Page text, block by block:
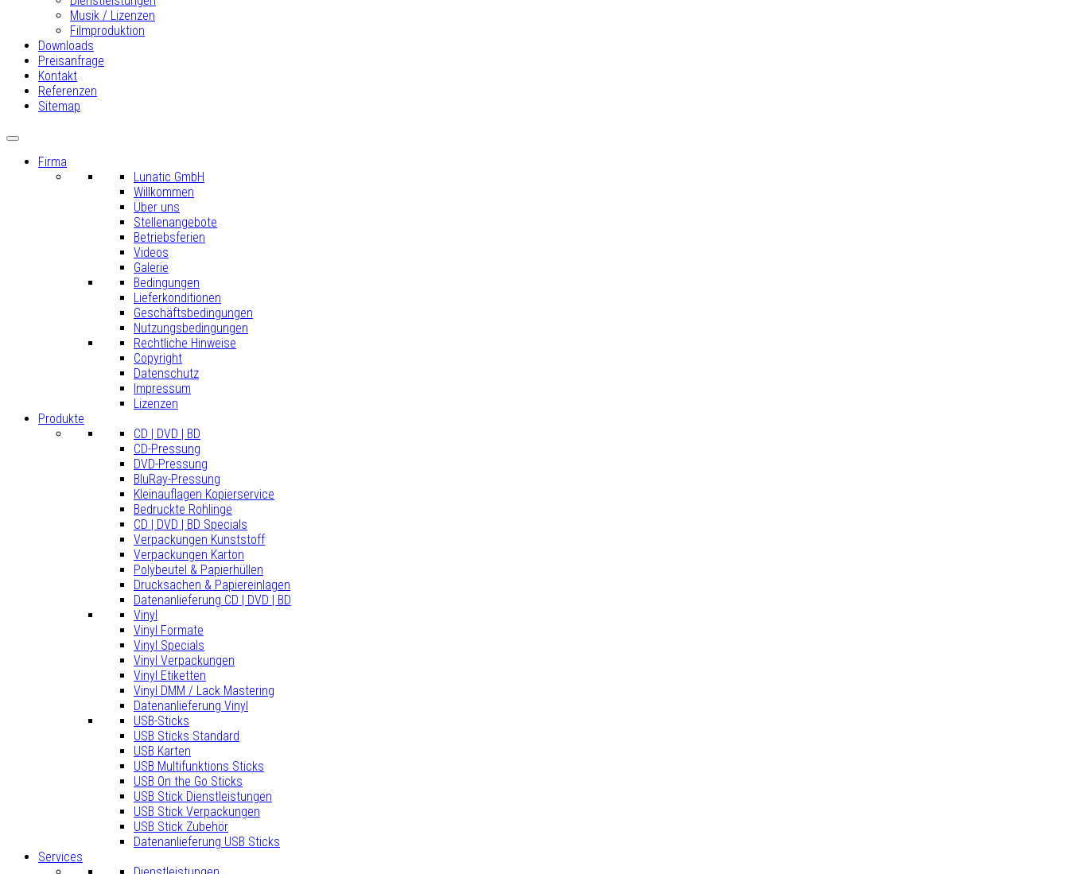
Musik / Lizenzen
Filmproduktion
Downloads
Preisanfrage
Kontakt
Referenzen
Sitemap
Firma
Lunatic GmbH
Willkommen
Über uns
Stellenangebote
Betriebsferien
Videos
Galerie
Bedingungen
Lieferkonditionen
Geschäftsbedingungen
Nutzungsbedingungen
Rechtliche Hinweise
Copyright
Datenschutz
Impressum
Lizenzen
Produkte
CD | DVD | BD
CD-Pressung
DVD-Pressung
BluRay-Pressung
Kleinauflagen Kopierservice
Bedruckte Rohlinge
CD | DVD | BD Specials
Verpackungen Kunststoff
Verpackungen Karton
Polybeutel & Papierhüllen
Drucksachen & Papiereinlagen
Datenanlieferung CD | DVD | BD
Vinyl
Vinyl Formate
Vinyl Specials
Vinyl Verpackungen
Vinyl Etiketten
Vinyl DMM / Lack Mastering
Datenanlieferung Vinyl
USB-Sticks
USB Sticks Standard
USB Karten
USB Multifunktions Sticks
USB On the Go Sticks
USB Stick Dienstleistungen
USB Stick Verpackungen
USB Stick Zubehör
Datenanlieferung USB Sticks
Services